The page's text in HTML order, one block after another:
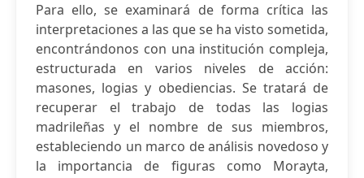
Para ello, se examinará de forma crítica las
interpretaciones a las que se ha visto sometida,
encontrándonos con una institución compleja,
estructurada en varios niveles de acción:
masones, logias y obediencias. Se tratará de
recuperar el trabajo de todas las logias
madrileñas y el nombre de sus miembros,
estableciendo un marco de análisis novedoso y
la importancia de figuras como Morayta,